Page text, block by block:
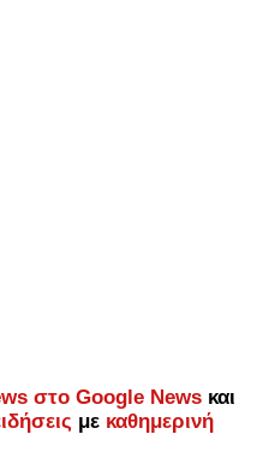
στο Google News και
με καθημερινή